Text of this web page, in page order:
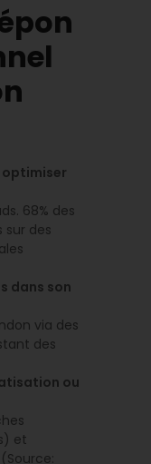
optimiser
68% des
des
dans son
via des
des
ou
et